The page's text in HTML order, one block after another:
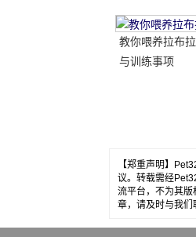
教你喂养拉布
与训练事项
【郑重声明】
议。转载需经
流平台，不为其
章，请及时与我